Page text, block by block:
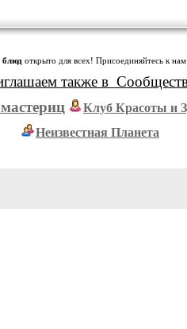
блюд открыто для всех! Присоединяйтесь к
также в
Клуб Красоты и
Неизвестная Планета